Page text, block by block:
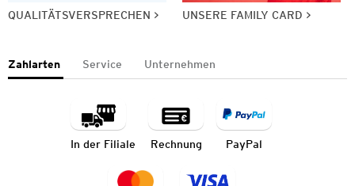
QUALITÄTSVERSPRECHEN UNSERE FAMILY CARD
Zahlarten Service Unternehmen
In der Filiale Rechnung PayPal